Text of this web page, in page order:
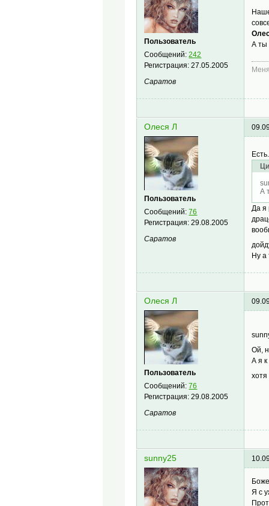
Пользователь
Сообщений:242
Регистрация:27.05.2005
Саратов
А ты
Олеся Л
Пользователь
Сообщений:76
Регистрация:29.08.2005
Саратов
А
Да я
Ну а
Олеся Л
Пользователь
Сообщений:76
Регистрация:29.08.2005
Саратов
Ой,
А я к
sunny25
Я с